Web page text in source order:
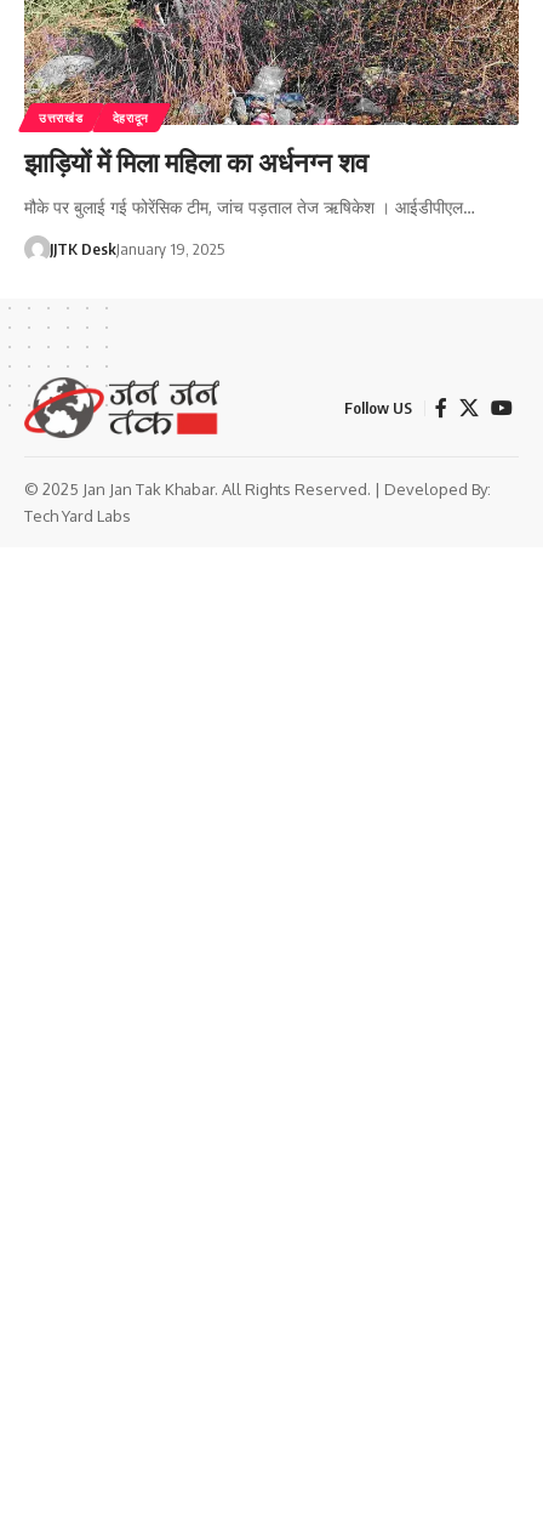
उत्तराखंड देहरादून
झाड़ियों में मिला महिला का अर्धनग्न शव
मौके पर बुलाई गई फोरेंसिक टीम, जांच पड़ताल तेज ऋषिकेश । आईडीपीएल…
JJTK DeskJanuary 19, 2025
Follow US
© 2025 Jan Jan Tak Khabar. All Rights Reserved. | Developed By:
Tech Yard Labs